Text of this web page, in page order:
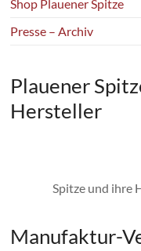
Shop Plauener Spitze
Presse – Archiv
Plauener
Hersteller
Spitze und ihre
Manufaktur-